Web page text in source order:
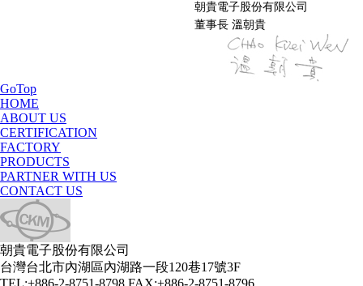
朝貴電子股份有限公司
董事長 溫朝貴
GoTop
HOME
ABOUT US
CERTIFICATION
FACTORY
PRODUCTS
PARTNER WITH US
CONTACT US
朝貴電子股份有限公司
台灣台北市內湖區內湖路一段120巷17號3F
TEL:+886-2-8751-8798 FAX:+886-2-8751-8796